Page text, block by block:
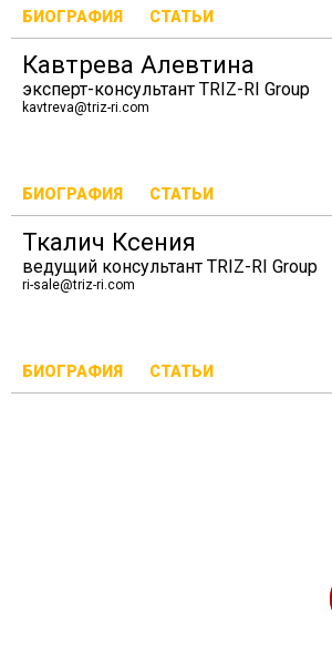
БИОГРАФИЯ СТАТЬИ
Кавтрева Алевтина
эксперт-консультант TRIZ-RI Group
kavtreva@triz-ri.com
БИОГРАФИЯ СТАТЬИ
Ткалич Ксения
ведущий консультант TRIZ-RI Group
ri-sale@triz-ri.com
БИОГРАФИЯ СТАТЬИ